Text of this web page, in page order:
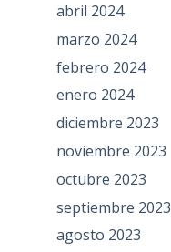
abril 2024
marzo 2024
febrero 2024
enero 2024
diciembre 2023
noviembre 2023
octubre 2023
septiembre 2023
agosto 2023